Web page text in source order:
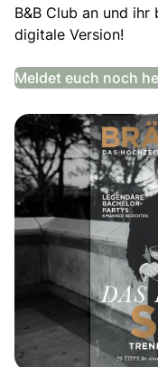
B&B Club an und
digitale Version!
Meldet euch noch